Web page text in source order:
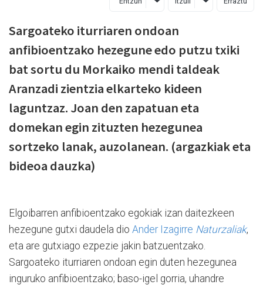
Sargoateko iturriaren ondoan
anfibioentzako hezegune edo putzu txiki
bat sortu du Morkaiko mendi taldeak
Aranzadi zientzia elkarteko kideen
laguntzaz. Joan den zapatuan eta
domekan egin zituzten hezegunea
sortzeko lanak, auzolanean. (argazkiak eta
bideoa dauzka)
Elgoibarren anfibioentzako egokiak izan daitezkeen
hezegune gutxi daudela dio Ander Izagirre Naturzaliak,
eta are gutxiago ezpezie jakin batzuentzako.
Sargoateko iturriaren ondoan egin duten hezegunea
inguruko anfibioentzako; baso-igel gorria, uhandre